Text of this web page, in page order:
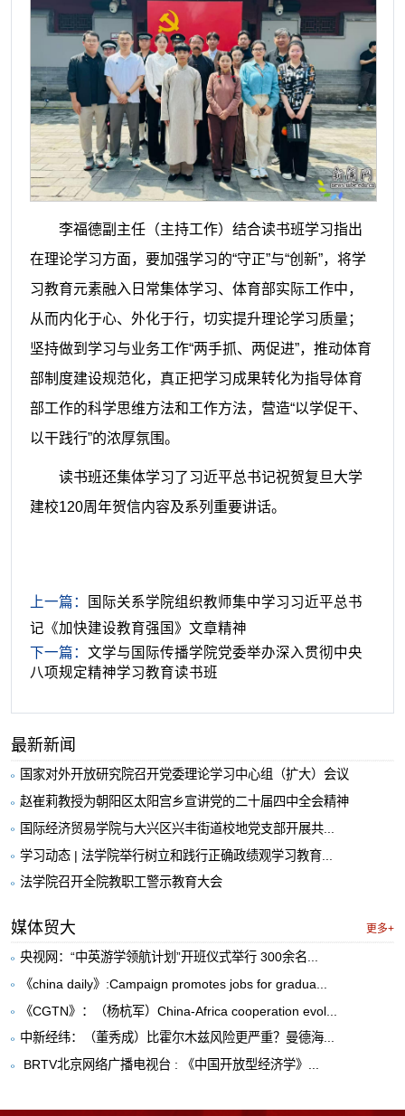
李福德副主任（主持工作）结合读书班学习指出
在理论学习方面，要加强学习的“守正”与“创新”，将学
习教育元素融入日常集体学习、体育部实际工作中，
从而内化于心、外化于行，切实提升理论学习质量；
坚持做到学习与业务工作“两手抓、两促进”，推动体育
部制度建设规范化，真正把学习成果转化为指导体育
部工作的科学思维方法和工作方法，营造“以学促干、
以干践行”的浓厚氛围。
读书班还集体学习了习近平总书记祝贺复旦大学
建校120周年贺信内容及系列重要讲话。
上一篇：
国际关系学院组织教师集中学习习近平总书
记《加快建设教育强国》文章精神
下一篇： 文学与国际传播学院党委举办深入贯彻中央
八项规定精神学习教育读书班
最新新闻
国家对外开放研究院召开党委理论学习中心组（扩大）会议
赵崔莉教授为朝阳区太阳宫乡宣讲党的二十届四中全会精神
国际经济贸易学院与大兴区兴丰街道校地党支部开展共...
学习动态 | 法学院举行树立和践行正确政绩观学习教育...
法学院召开全院教职工警示教育大会
媒体贸大 更多+
央视网：“中英游学领航计划”开班仪式举行 300余名...
《china daily》:Campaign promotes jobs for gradua...
《CGTN》：（杨杭军）China-Africa cooperation evol...
中新经纬：（董秀成）比霍尔木兹风险更严重？曼德海...
​ BRTV北京网络广播电视台 : 《中国开放型经济学》...